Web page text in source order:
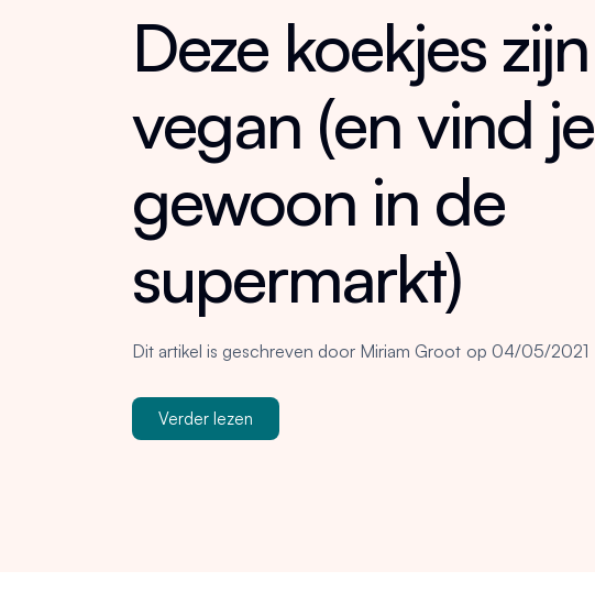
Deze koekjes zijn
vegan (en vind je
gewoon in de
supermarkt)
Dit artikel is geschreven door Miriam Groot op 04/05/2021
Verder lezen